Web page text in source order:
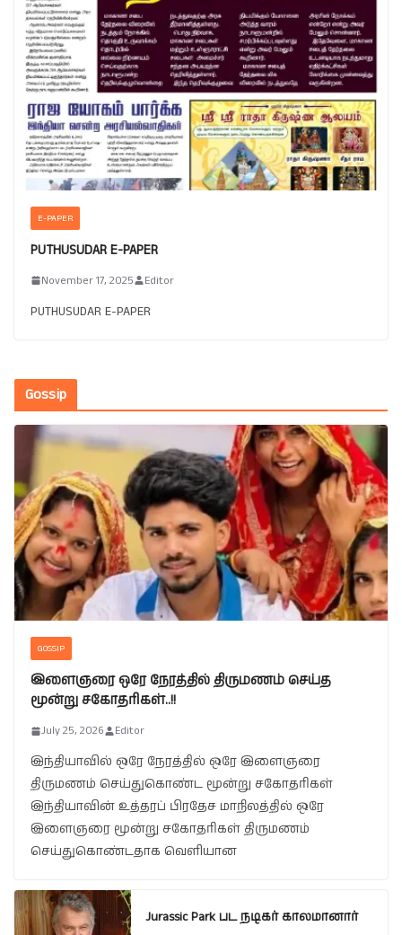
E-PAPER
PUTHUSUDAR E-PAPER
November 17, 2025 Editor
PUTHUSUDAR E-PAPER
Gossip
GOSSIP
இளைஞரை ஒரே நேரத்தில் திருமணம் செய்த
மூன்று சகோதரிகள்..!!
July 25, 2026 Editor
இந்தியாவில் ஒரே நேரத்தில் ஒரே இளைஞரை
திருமணம் செய்துகொண்ட மூன்று சகோதரிகள்
இந்தியாவின் உத்தரப் பிரதேச மாநிலத்தில் ஒரே
இளைஞரை மூன்று சகோதரிகள் திருமணம்
செய்துகொண்டதாக வெளியான
Jurassic Park பட நடிகர் காலமானார்